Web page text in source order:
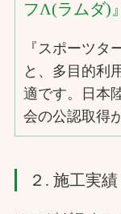
フΛ(ラムダ)』
『スポーツタ
と、多目的利
適です。日本
会の公認取得
２. 施工実績